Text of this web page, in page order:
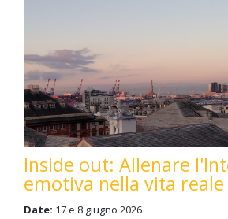
Inside out: Allenare
emotiva nella vita reale
Date: 17 e 8 giugno 2026